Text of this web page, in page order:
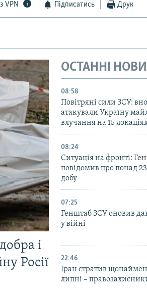
VPN Підписатись Друк
і
Росії
ОСТАННІ
08:58
Повітряні сили ЗСУ:
атакували Україну
влучання на 15
08:24
Ситуація на фронті:
повідомив про понад
добу
07:25
Генштаб ЗСУ оновив
у війні
22:46
Іран стратив
липні –